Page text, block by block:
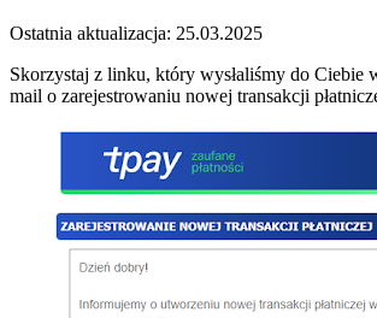
Ostatnia aktualizacja: 25.03.2025
Skorzystaj z linku, który wysłaliśmy do Ciebie
mail o zarejestrowaniu nowej transakcji